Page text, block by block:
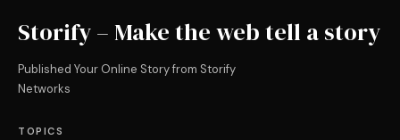
Storify – Make the web tell a story
Published Your Online Story from Storify
Networks
TOPICS